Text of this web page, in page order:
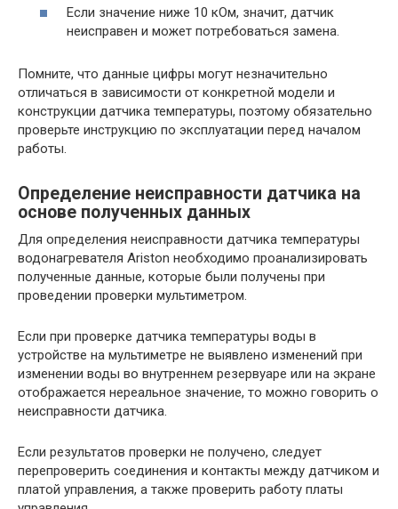
Если значение ниже 10 кОм, значит, датчик
неисправен и может потребоваться замена.
Помните, что данные цифры могут незначительно
отличаться в зависимости от конкретной модели и
конструкции датчика температуры, поэтому обязательно
проверьте инструкцию по эксплуатации перед началом
работы.
Определение неисправности датчика на
основе полученных данных
Для определения неисправности датчика температуры
водонагревателя Ariston необходимо проанализировать
полученные данные, которые были получены при
проведении проверки мультиметром.
Если при проверке датчика температуры воды в
устройстве на мультиметре не выявлено изменений при
изменении воды во внутреннем резервуаре или на экране
отображается нереальное значение, то можно говорить о
неисправности датчика.
Если результатов проверки не получено, следует
перепроверить соединения и контакты между датчиком и
платой управления, а также проверить работу платы